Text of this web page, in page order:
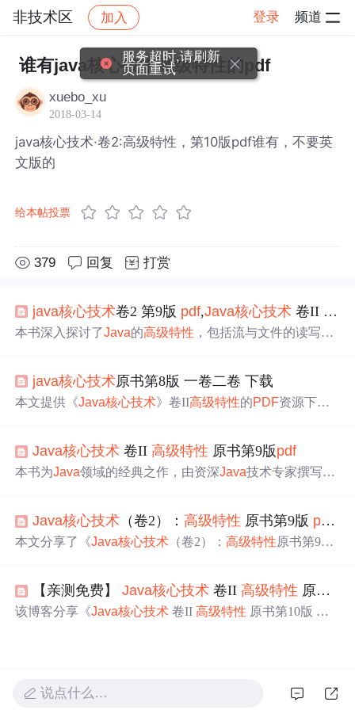
非技术区 加入 登录 频道
社区 非技术区 帖子详情
谁有java核心技术高级特性的pdf
xuebo_xu
2018-03-14
java核心技术·卷2:高级特性，第10版pdf谁有，不要英
文版的
给本帖投票
379 回复 打赏
java核心技术卷2 第9版 pdf,Java核心技术 卷II 高级
本书深入探讨了Java的高级特性 ，包括流与文件的读写，
L的解析、验证、XPath定位、命名空间处理以及生成XML
文档。最后，讲解了网络编程基础，包括连接服务器、套
java核心技术原书第8版 一卷二卷 下载
本文提供《Java核心技术》卷II高级特性的PDF资源下载
Java核心技术 卷II 高级特性 原书第9版pdf
本书为Java领域的经典之作，由资深Java技术专家撰写，
Java核心技术 （卷2）： 高级特性 原书第9版 pdf 高
本文分享了《Java核心技术 （卷2）：高级特性原书第9
【亲测免费】Java核心技术 卷II 高级特性 原书第10版 中文版 下载仓库
该博客分享《Java核心技术 卷II 高级特性 原书第10版 中
说点什么…
服务超时,请刷新
页面重试